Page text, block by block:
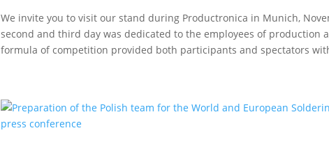
We invite you to visit our stand during Productronica in Munich,
second and third day was dedicated to the employees of production
formula of competition provided both participants and spectators